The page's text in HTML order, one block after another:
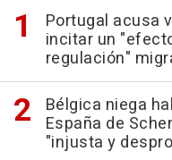
Portugal acusa
incitar un
regulación"
Bélgica niega
España de
"injusta y